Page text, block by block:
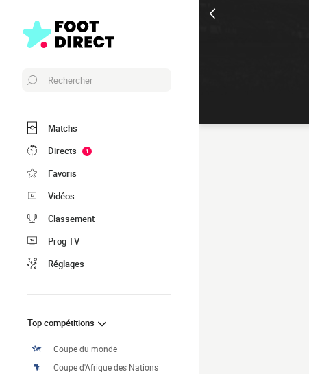
Rechercher
Matchs
Directs
1
Favoris
Vidéos
Classement
Prog TV
Réglages
Top compétitions
Coupe du monde
Coupe d'Afrique des Nations